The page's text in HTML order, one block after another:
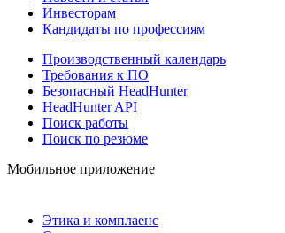
Инвесторам
Кандидаты по профессиям
Производственный календарь
Требования к ПО
Безопасный HeadHunter
HeadHunter API
Поиск работы
Поиск по резюме
Мобильное приложение
Этика и комплаенс